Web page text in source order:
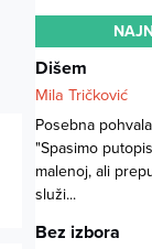
Dišem
Mila Tričković
Posebna
"Spasimo
malenoj, ali
služi...
Bez izbora